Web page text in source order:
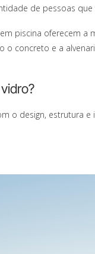
de pessoas
piscina oferecem a
concreto e a
o design, estrutura